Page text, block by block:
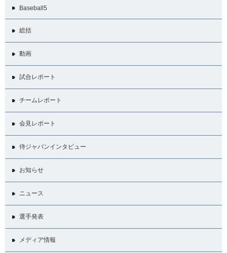
Baseball5
総括
動画
試合レポート
チームレポート
会見レポート
侍ジャパンインタビュー
お知らせ
ニュース
選手発表
メディア情報